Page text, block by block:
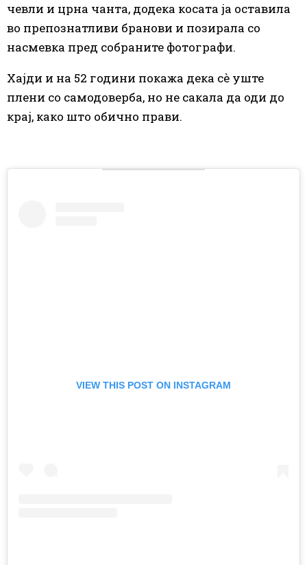
чевли и црна чанта, додека косата ја оставила
во препознатливи бранови и позирала со
насмевка пред собраните фотографи.
Хајди и на 52 години покажа дека сè уште
плени со самодоверба, но не сакала да оди до
крај, како што обично прави.
VIEW THIS POST ON INSTAGRAM